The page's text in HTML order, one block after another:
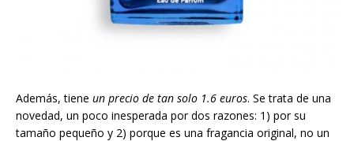
Además, tiene un precio de tan solo 1.6 euros. Se trata de una
novedad, un poco inesperada por dos razones: 1) por su
tamaño pequeño y 2) porque es una fragancia original, no un